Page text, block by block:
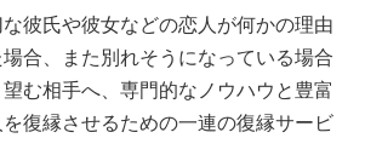
な彼氏や彼女などの恋人が何かの理由
合、また別れそうになっている場合
望む相手へ、専門的なノウハウと豊富
復縁させるための一連の復縁サービ